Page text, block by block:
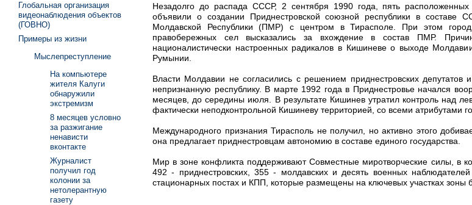
Незадолго до распада СССР, 2 сентября 1990 года, пять
объявили о создании Приднестровской союзной республики в составе
Молдавской Республики (ПМР) с центром в Тирасполе. При этом
правобережных сел высказались за вхождение в состав ПМР.
националистически настроенных радикалов в Кишиневе о выходе
Румынии.
Власти Молдавии не согласились с решением приднестровских депутатов
непризнанную республику. В марте 1992 года в Приднестровье начался
месяцев, до середины июля. В результате Кишинев утратил контроль над
фактически неподконтрольной Кишиневу территорией, со всеми атрибутами
Международного признания Тирасполь не получил, но активно этого
она предлагает приднестровцам автономию в составе единого государства.
Мир в зоне конфликта поддерживают Совместные миротворческие силы, в
492 - приднестровских, 355 - молдавских и десять военных
стационарных постах и КПП, которые размещены на ключевых участках зоны
Глобальная организация
видеонаблюдения объектов
(ГОВНО)
Примеры из жизни
Мыслепреступление
На компьютере
жителя Калуги
обнаружили
экстремизм
8 месяцев условно
за разжигание
ненависти
вконтакте
Журналист
получил год
колонии за
нетолерантную
газету